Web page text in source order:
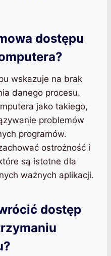
dostępu
wskazuje na brak
danego procesu.
jako takiego,
problemów
programów.
ostrożność i
są istotne dla
ważnych aplikacji.
dostęp